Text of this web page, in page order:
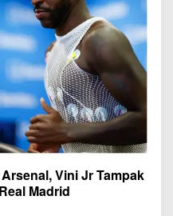
Vini Jr Tampak
Madrid